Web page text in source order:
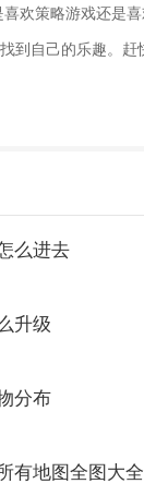
欢策略游戏还是喜
到自己的乐趣。赶
么进去
升级
分布
有地图全图大全